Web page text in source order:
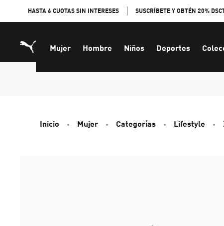
HASTA 6 CUOTAS SIN INTERESES SUSCRÍBETE Y OBTÉN 20%
Mujer Hombre Niños Deportes
Inicio Mujer Categorías Lifestyle